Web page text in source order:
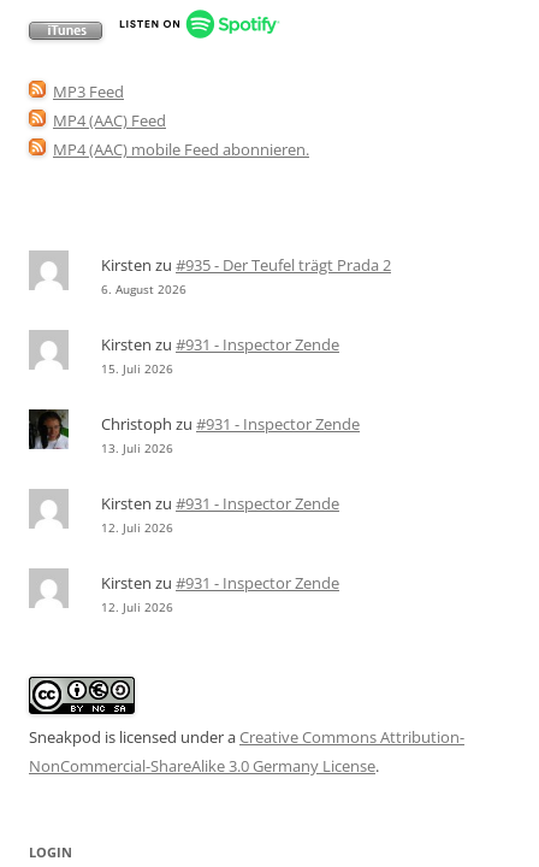
MP3 Feed
MP4 (AAC) Feed
MP4 (AAC) mobile Feed abonnieren.
Kirsten zu #935 - Der Teufel trägt Prada 2
6. August 2026
Kirsten zu #931 - Inspector Zende
15. Juli 2026
Christoph zu #931 - Inspector Zende
13. Juli 2026
Kirsten zu #931 - Inspector Zende
12. Juli 2026
Kirsten zu #931 - Inspector Zende
12. Juli 2026
Sneakpod is licensed under aCreative Commons Attribution-
NonCommercial-ShareAlike 3.0 Germany License.
LOGIN